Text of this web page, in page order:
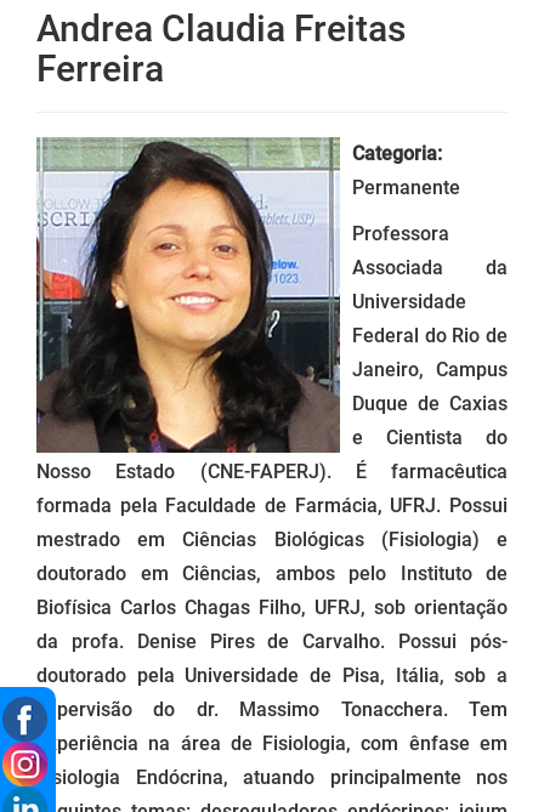
Andrea Claudia Freitas
Ferreira
Categoria:
Permanente
Professora
Associada da
Universidade
Federal do Rio de
Janeiro, Campus
Duque de Caxias
e Cientista do
Nosso Estado (CNE-FAPERJ). É farmacêutica
formada pela Faculdade de Farmácia, UFRJ. Possui
mestrado em Ciências Biológicas (Fisiologia) e
doutorado em Ciências, ambos pelo Instituto de
Biofísica Carlos Chagas Filho, UFRJ, sob orientação
da profa. Denise Pires de Carvalho. Possui pós-
doutorado pela Universidade de Pisa, Itália, sob a
supervisão do dr. Massimo Tonacchera. Tem
experiência na área de Fisiologia, com ênfase em
Fisiologia Endócrina, atuando principalmente nos